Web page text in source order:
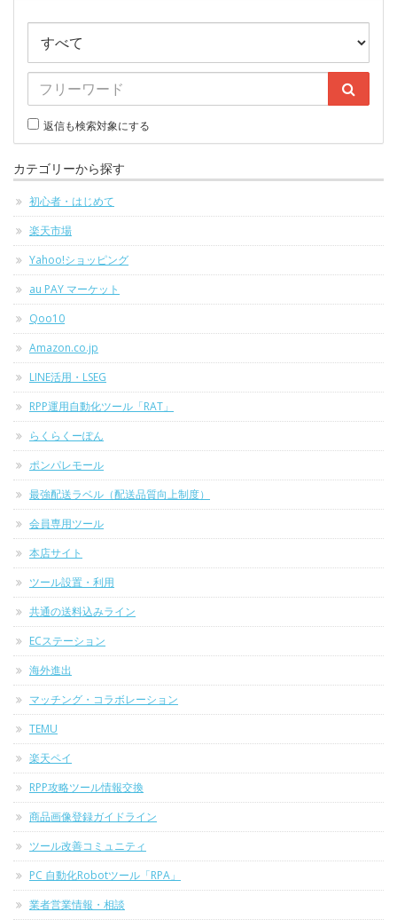
返信も検索対象にする
カテゴリーから探す
初心者・はじめて
楽天市場
Yahoo!ショッピング
au PAY マーケット
Qoo10
Amazon.co.jp
LINE活用・LSEG
RPP運用自動化ツール「RAT」
らくらくーぽん
ポンパレモール
最強配送ラベル（配送品質向上制度）
会員専用ツール
本店サイト
ツール設置・利用
共通の送料込みライン
ECステーション
海外進出
マッチング・コラボレーション
TEMU
楽天ペイ
RPP攻略ツール情報交換
商品画像登録ガイドライン
ツール改善コミュニティ
PC 自動化Robotツール「RPA」
業者営業情報・相談